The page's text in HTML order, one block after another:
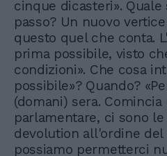
cinque dicasteri».
passo? Un nuovo
questo quel che conta.
prima possibile, visto
condizioni». Che cosa
possibile»? Quando?
(domani) sera.
parlamentare, ci sono
devolution all'ordine del
possiamo permetterci